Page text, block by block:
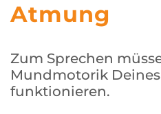
Atmung
Zum Sprechen
Mundmotorik
funktionieren.